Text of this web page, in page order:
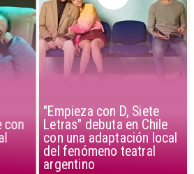
con
"Empieza con D, Siete
Letras" debuta en Chile
con una adaptación local
del fenómeno teatral
argentino